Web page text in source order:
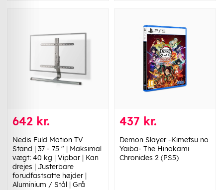
642 kr.
Nedis Fuld Motion TV
Stand | 37 - 75 " | Maksimal
vægt: 40 kg | Vipbar | Kan
drejes | Justerbare
forudfastsatte højder |
Aluminium / Stål | Grå
437 kr.
Demon Slayer -Kimetsu no
Yaiba- The Hinokami
Chronicles 2 (PS5)